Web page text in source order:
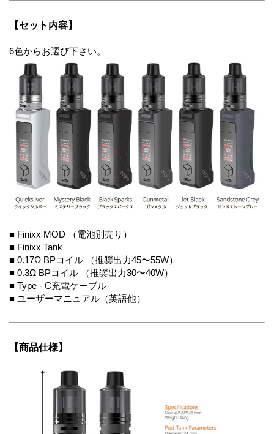
【セット内容】
6色からお選び下さい。
■ Finixx MOD （電池別売り）
■ Finixx Tank
■ 0.17Ω BPコイル （推奨出力45〜55W）
■ 0.3Ω BPコイル （推奨出力30〜40W）
■ Type - C充電ケーブル
■ ユーザーマニュアル（英語他）
【商品仕様】